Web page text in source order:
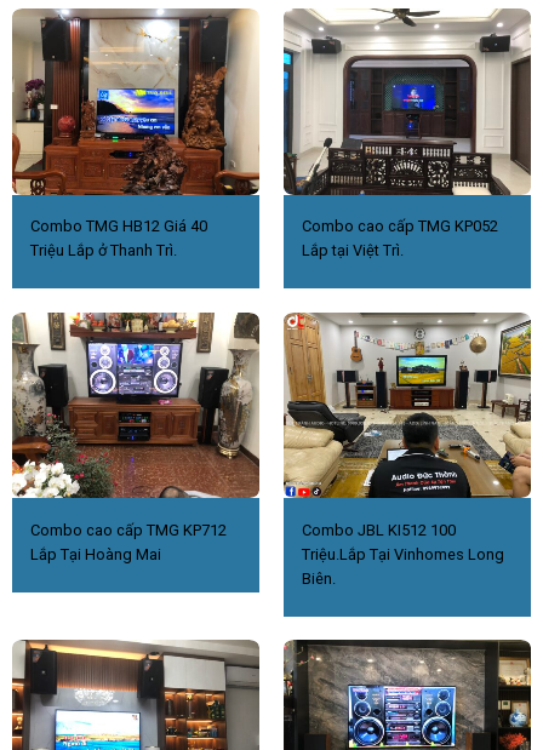
Combo TMG HB12 Giá 40
Triệu Lắp ở Thanh Trì.
Combo cao cấp TMG KP052
Lắp tại Việt Trì.
Combo cao cấp TMG KP712
Lắp Tại Hoàng Mai
Combo JBL KI512 100
Triệu.Lắp Tại Vinhomes Long
Biên.